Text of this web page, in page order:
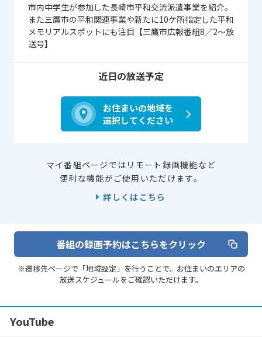
市内中学生が参加した長崎市平和交流派遣事業を紹介。
また三鷹市の平和関連事業や新たに10ケ所指定した平和
メモリアルスポットにも注目【三鷹市広報番組8／2～放
送号】
近日の放送予定
お住まいの地域を
選択してください
マイ番組ページではリモート録画機能など
便利な機能がご使用いただけます。
詳しくはこちら
番組の録画予約はこちらをクリック
※遷移先ページで「地域設定」を行うことで、お住まいのエリアの
放送スケジュールをご確認いただけます。
YouTube